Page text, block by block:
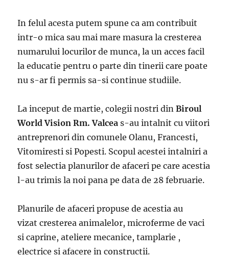
In felul acesta putem spune ca am contribuit
intr-o mica sau mai mare masura la cresterea
numarului locurilor de munca, la un acces facil
la educatie pentru o parte din tinerii care poate
nu s-ar fi permis sa-si continue studiile.
La inceput de martie, colegii nostri din Biroul
World Vision Rm. Valcea s-au intalnit cu viitori
antreprenori din comunele Olanu, Francesti,
Vitomiresti si Popesti. Scopul acestei intalniri a
fost selectia planurilor de afaceri pe care acestia
l-au trimis la noi pana pe data de 28 februarie.
Planurile de afaceri propuse de acestia au
vizat cresterea animalelor, microferme de vaci
si caprine, ateliere mecanice, tamplarie ,
electrice si afacere in constructii.